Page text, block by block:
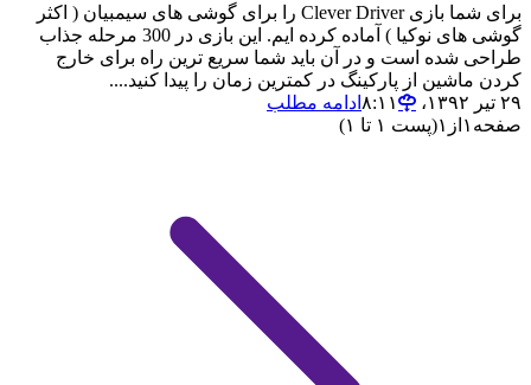
برای شما بازی Clever Driver را برای گوشی های سیمبیان ( اکثر
گوشی های نوکیا ) آماده کرده ایم. این بازی در 300 مرحله جذاب
طراحی شده است و در آن باید شما سریع ترین راه برای خارج
کردن ماشین از پارکینگ در کمترین زمان را پیدا کنید....
۲۹ تیر ۱۳۹۲،‏ ۸:۱۱
ادامه مطلب
صفحه ۱ از ۱(پست ۱ تا ۱)